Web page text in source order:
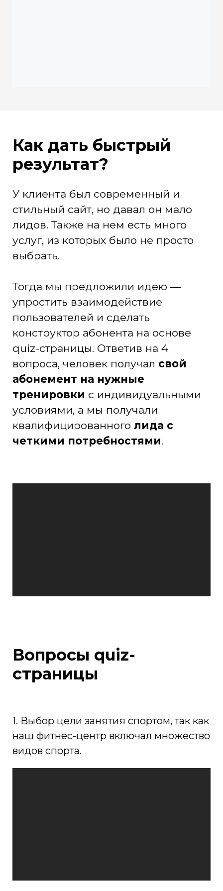
Как дать быстрый
результат?
У клиента был современный и
стильный сайт, но давал он мало
лидов. Также на нем есть много
услуг, из которых было не просто
выбрать.
Тогда мы предложили идею —
упростить взаимодействие
пользователей и сделать
конструктор абонента на основе
quiz-страницы. Ответив на 4
вопроса, человек получал свой
абонемент на нужные
тренировки с индивидуальными
условиями, а мы получали
квалифицированного лида с
четкими потребностями.
Вопросы quiz-
страницы
1. Выбор цели занятия спортом, так как
наш фитнес-центр включал множество
видов спорта.